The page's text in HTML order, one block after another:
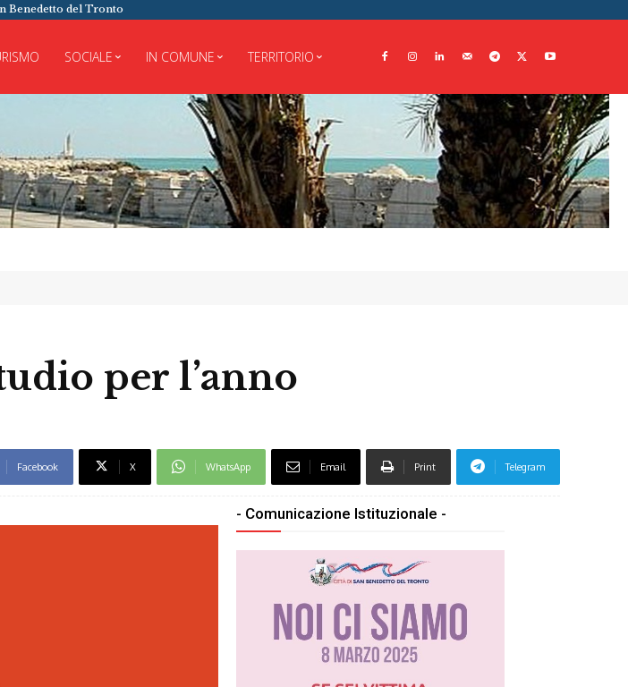
Benedetto del Tronto
SOCIALE IN COMUNE TERRITORIO
per l’anno
Facebook X WhatsApp Email Print Telegram
- Comunicazione Istituzionale -